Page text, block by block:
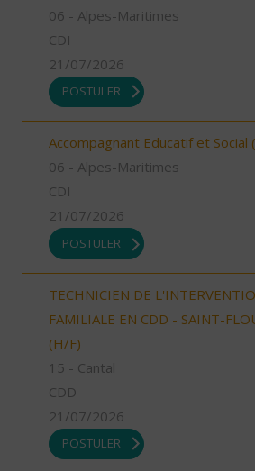
06 - Alpes-Maritimes
CDI
21/07/2026
POSTULER
Accompagnant Educatif et Social
06 - Alpes-Maritimes
CDI
21/07/2026
POSTULER
TECHNICIEN DE
FAMILIALE EN CDD - SAINT-
(H/F)
15 - Cantal
CDD
21/07/2026
POSTULER